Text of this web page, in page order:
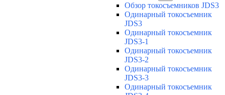
Обзор токосъемников JDS3
Одинарный токосъемник
JDS3
Одинарный токосъемник
JDS3-1
Одинарный токосъемник
JDS3-2
Одинарный токосъемник
JDS3-3
Одинарный токосъемник